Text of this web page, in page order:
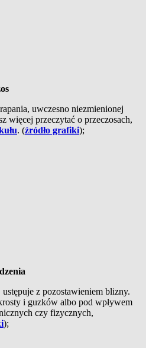
uwczesno niezmienionej
więcej przeczytać o przeczosach,
. (źródło grafiki);
z pozostawieniem blizny.
i guzków albo pod wpływem
czy fizycznych,
);